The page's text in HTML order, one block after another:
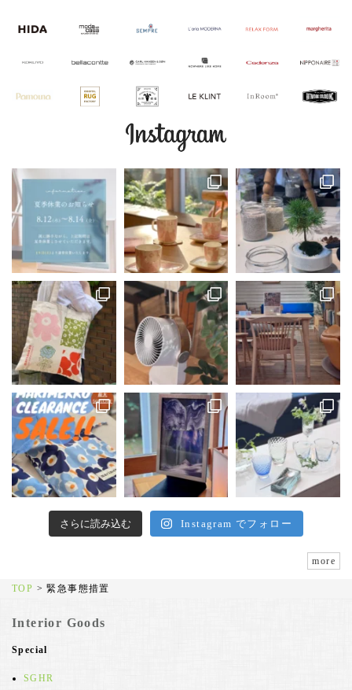
さらに読み込む Instagram でフォロー
more
TOP >緊急事態措置
Interior Goods
Special
SGHR